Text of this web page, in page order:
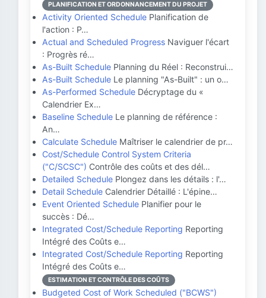
PLANIFICATION ET ORDONNANCEMENT DU PROJET
Activity Oriented Schedule Planification de
l'action : P…
Actual and Scheduled Progress Naviguer l'écart
: Progrès ré…
As-Built Schedule Planning du Réel : Reconstrui…
As-Built Schedule Le planning "As-Built" : un o…
As-Performed Schedule Décryptage du «
Calendrier Ex…
Baseline Schedule Le planning de référence :
An…
Calculate Schedule Maîtriser le calendrier de pr…
Cost/Schedule Control System Criteria
("C/SCSC") Contrôle des coûts et des dél…
Detailed Schedule Plongez dans les détails : l'…
Detail Schedule Calendrier Détaillé : L'épine…
Event Oriented Schedule Planifier pour le
succès : Dé…
Integrated Cost/Schedule Reporting Reporting
Intégré des Coûts e…
Integrated Cost/Schedule Reporting Reporting
Intégré des Coûts e…
ESTIMATION ET CONTRÔLE DES COÛTS
Budgeted Cost of Work Scheduled ("BCWS")